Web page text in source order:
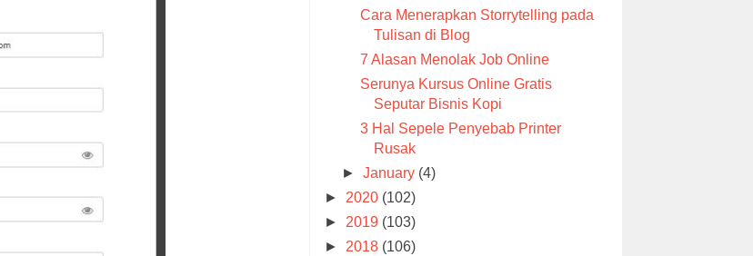
Cara Menerapkan Storrytelling pada
Tulisan di Blog
7 Alasan Menolak Job Online
Serunya Kursus Online Gratis
Seputar Bisnis Kopi
3 Hal Sepele Penyebab Printer
Rusak
►January (4)
► 2020 (102)
► 2019 (103)
► 2018 (106)